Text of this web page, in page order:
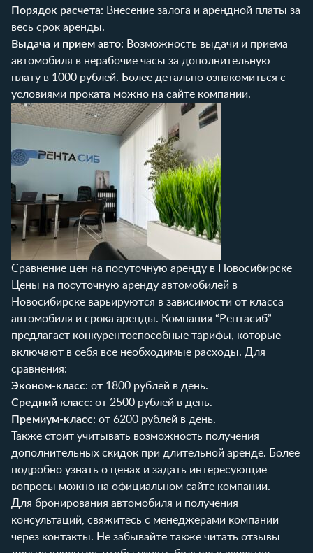
Порядок расчета: Внесение залога и арендной платы за
весь срок аренды.
Выдача и прием авто: Возможность выдачи и приема
автомобиля в нерабочие часы за дополнительную
плату в 1000 рублей. Более детально ознакомиться с
условиями проката можно на сайте компании.
Сравнение цен на посуточную аренду в Новосибирске
Цены на посуточную аренду автомобилей в
Новосибирске варьируются в зависимости от класса
автомобиля и срока аренды. Компания “Рентасиб”
предлагает конкурентоспособные тарифы, которые
включают в себя все необходимые расходы. Для
сравнения:
Эконом-класс: от 1800 рублей в день.
Средний класс: от 2500 рублей в день.
Премиум-класс: от 6200 рублей в день.
Также стоит учитывать возможность получения
дополнительных скидок при длительной аренде. Более
подробно узнать о ценах и задать интересующие
вопросы можно на официальном сайте компании.
Для бронирования автомобиля и получения
консультаций, свяжитесь с менеджерами компании
через контакты. Не забывайте также читать отзывы